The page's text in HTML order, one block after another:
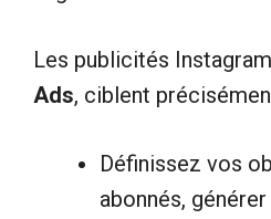
Les publicités
Ads, ciblent
Définissez vos
abonnés,